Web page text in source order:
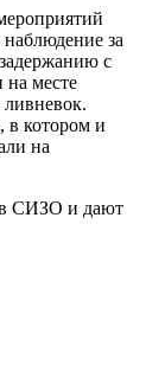
за
с
на месте
в котором и
на
в СИЗО и дают